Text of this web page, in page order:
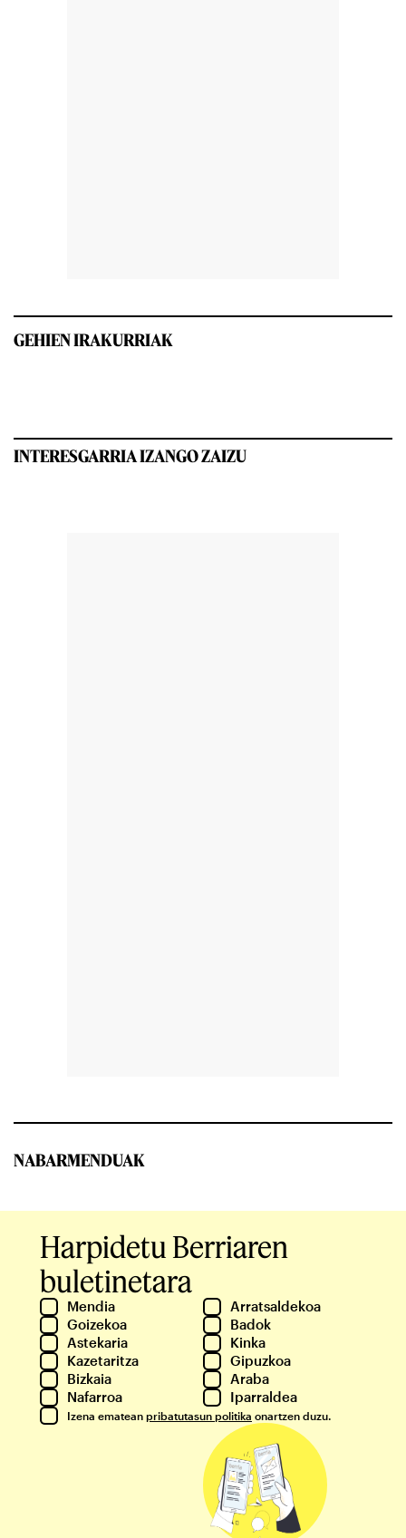
GEHIEN IRAKURRIAK
INTERESGARRIA IZANGO ZAIZU
NABARMENDUAK
Harpidetu Berriaren
buletinetara
Mendia
Arratsaldekoa
Goizekoa
Badok
Astekaria
Kinka
Kazetaritza
Gipuzkoa
Bizkaia
Araba
Nafarroa
Iparraldea
Izena ematean pribatutasun politika onartzen duzu.